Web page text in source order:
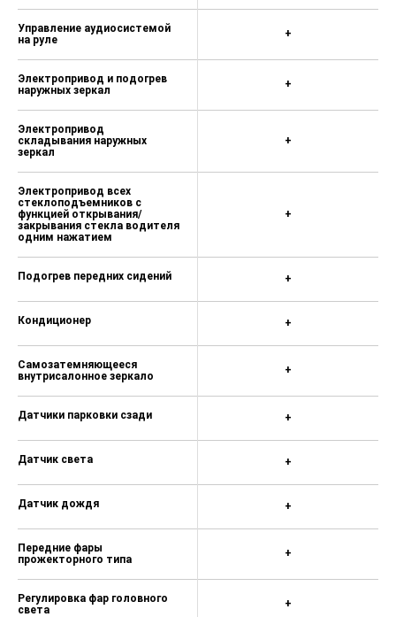
Управление аудиосистемой
на руле
Электропривод и подогрев
наружных зеркал
Электропривод
складывания наружных
зеркал
Электропривод всех
стеклоподъемников с
функцией открывания/
закрывания стекла водителя
одним нажатием
Подогрев передних сидений
Кондиционер
Самозатемняющееся
внутрисалонное зеркало
Датчики парковки сзади
Датчик света
Датчик дождя
Передние фары
прожекторного типа
Регулировка фар головного
света
+
+
+
+
+
+
+
+
+
+
+
+